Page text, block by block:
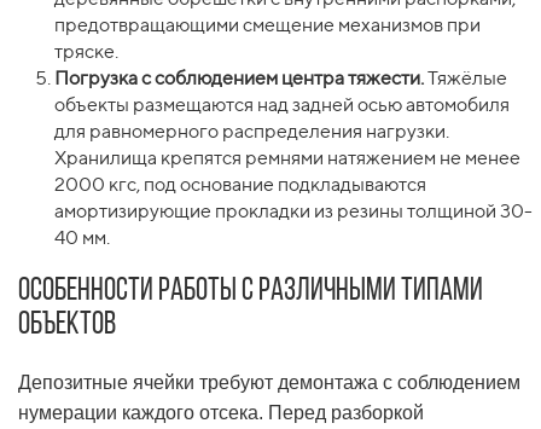
предотвращающими смещение механизмов при
тряске.
Погрузка с соблюдением центра тяжести.Тяжёлые
объекты размещаются над задней осью автомобиля
для равномерного распределения нагрузки.
Хранилища крепятся ремнями натяжением не менее
2000 кгс, под основание подкладываются
амортизирующие прокладки из резины толщиной 30-
40 мм.
Особенности работы с различными типами
объектов
Депозитные ячейки требуют демонтажа с соблюдением
нумерации каждого отсека. Перед разборкой